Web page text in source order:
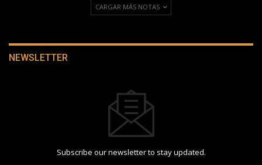
CARGAR MÁS NOTAS
NEWSLETTER
Subscribe our newsletter to stay updated.